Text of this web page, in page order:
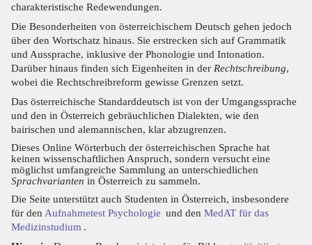
charakteristische Redewendungen.
Die Besonderheiten von österreichischem Deutsch gehen jedoch
über den Wortschatz hinaus. Sie erstrecken sich auf Grammatik
und Aussprache, inklusive der Phonologie und Intonation.
Darüber hinaus finden sich Eigenheiten in der Rechtschreibung,
wobei die Rechtschreibreform gewisse Grenzen setzt.
Das österreichische Standarddeutsch ist von der Umgangssprache
und den in Österreich gebräuchlichen Dialekten, wie den
bairischen und alemannischen, klar abzugrenzen.
Dieses Online Wörterbuch der österreichischen Sprache hat
keinen wissenschaftlichen Anspruch, sondern versucht eine
möglichst umfangreiche Sammlung an unterschiedlichen
Sprachvarianten in Österreich zu sammeln.
Die Seite unterstützt auch Studenten in Österreich, insbesondere
für den Aufnahmetest Psychologie und den MedAT für das
Medizinstudium .